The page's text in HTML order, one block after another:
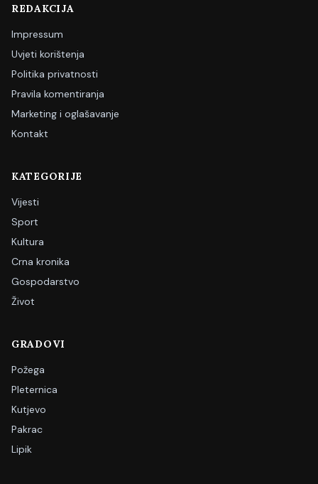
REDAKCIJA
Impressum
Uvjeti korištenja
Politika privatnosti
Pravila komentiranja
Marketing i oglašavanje
Kontakt
KATEGORIJE
Vijesti
Sport
Kultura
Crna kronika
Gospodarstvo
Život
GRADOVI
Požega
Pleternica
Kutjevo
Pakrac
Lipik